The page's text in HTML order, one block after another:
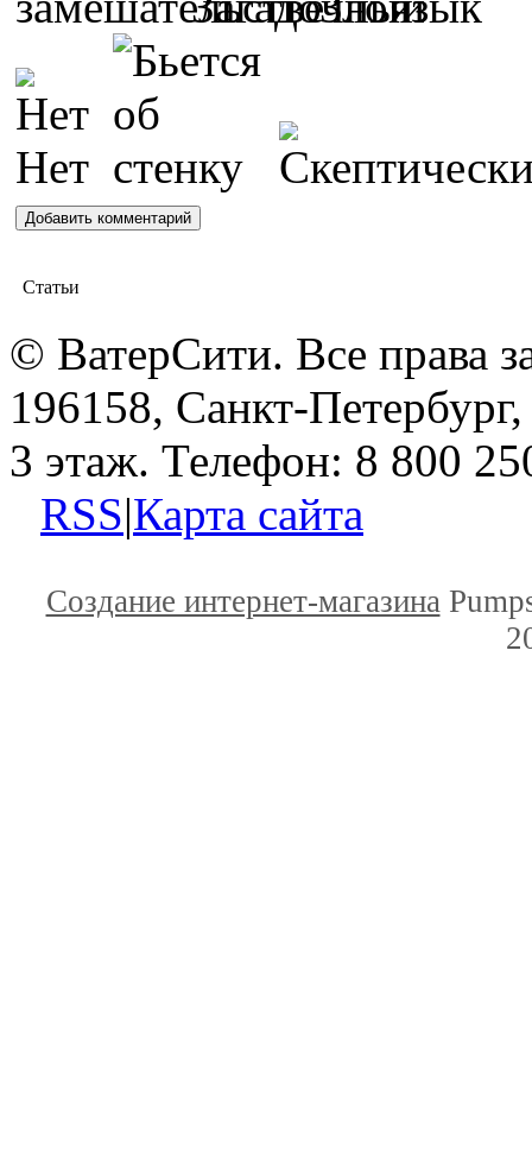
Статьи
© ВатерСити. Все права
196158, Санкт-
3 этаж. Телефон: 8 800
RSS|Карта сайта
Создание интернет-магазина